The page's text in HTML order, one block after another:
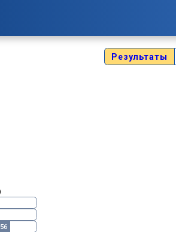
Результаты